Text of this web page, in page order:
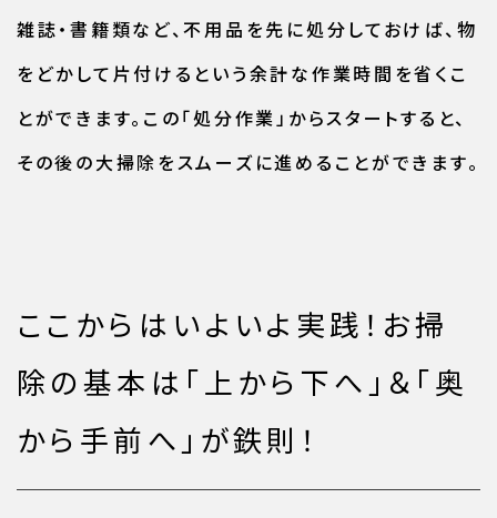
雑誌・書籍類など、不用品を先に処分しておけば、物
をどかして片付けるという余計な作業時間を省くこ
とができます。この「処分作業」からスタートすると、
その後の大掃除をスムーズに進めることができます。
ここからはいよいよ実践！お掃
除の基本は「上から下へ」＆「奥
から手前へ」が鉄則！